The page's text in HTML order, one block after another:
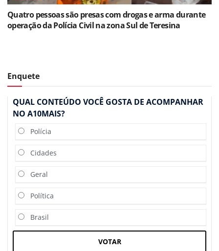
Quatro pessoas são presas com drogas e arma durante
operação da Polícia Civil na zona Sul de Teresina
Enquete
QUAL CONTEÚDO VOCÊ GOSTA DE ACOMPANHAR
NO A10MAIS?
Polícia
Cidades
Geral
Política
Brasil
VOTAR